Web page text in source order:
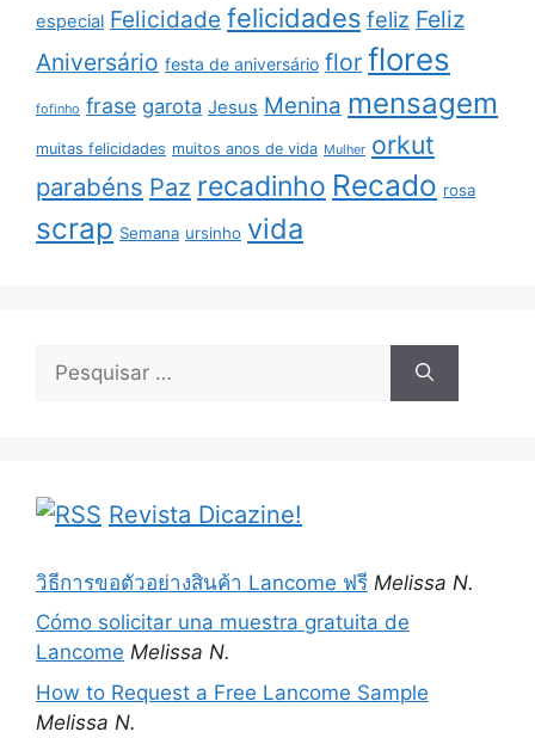
especial Felicidade felicidades feliz Feliz
Aniversário festa de aniversário flor flores
fofinho frase garota Jesus Menina mensagem
muitas felicidades muitos anos de vida Mulher orkut
parabéns Paz recadinho Recado rosa
scrap Semana ursinho vida
por:
Revista Dicazine!
วิธีการขอตัวอย่างสินค้า Lancome ฟรี Melissa N.
Cómo solicitar una muestra gratuita de
Lancome Melissa N.
How to Request a Free Lancome Sample
Melissa N.